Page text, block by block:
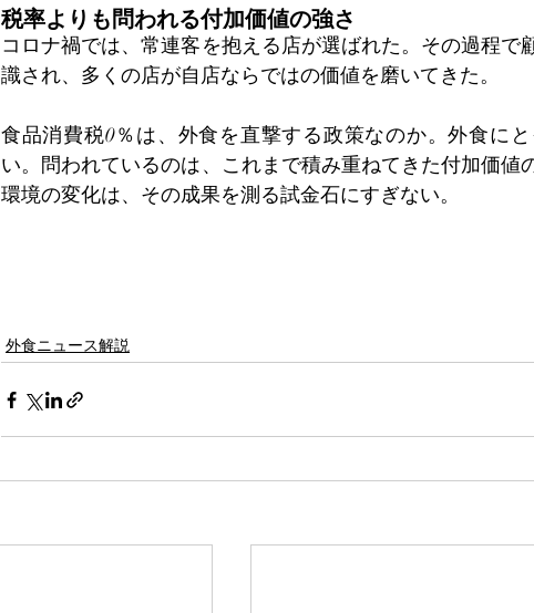
税率よりも問われる付加価値の強さ
コロナ禍では、常連客を抱える店が選ばれた。その過程で
識され、多くの店が自店ならではの価値を磨いてきた。
食品消費税0％は、外食を直撃する政策なのか。外食に
い。問われているのは、これまで積み重ねてきた付加価値
環境の変化は、その成果を測る試金石にすぎない。
外食ニュース解説